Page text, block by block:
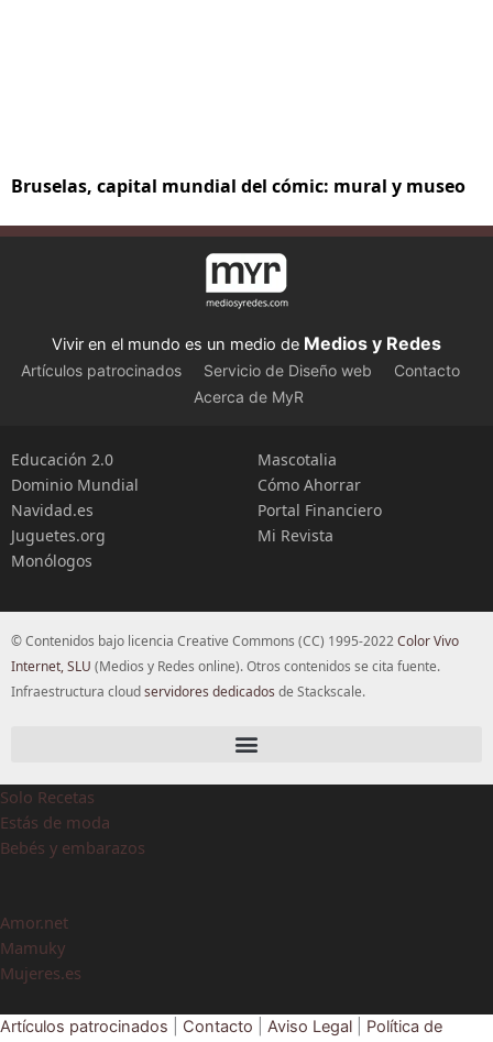
Bruselas, capital mundial del cómic: mural y museo
Vivir en el mundo es un medio de Medios y Redes
Artículos patrocinados Servicio de Diseño web
Contacto
Acerca de MyR
Educación 2.0
Dominio Mundial
Navidad.es
Juguetes.org
Monólogos
Mascotalia
Cómo Ahorrar
Portal Financiero
Mi Revista
© Contenidos bajo licencia Creative Commons (CC) 1995-2022Color Vivo
Internet, SLU (Medios y Redes online). Otros contenidos se cita fuente.
Infraestructura cloudservidores dedicados de Stackscale.
Solo Recetas
Estás de moda
Bebés y embarazos
Amor.net
Mamuky
Mujeres.es
Artículos patrocinados Contacto Aviso Legal Política de